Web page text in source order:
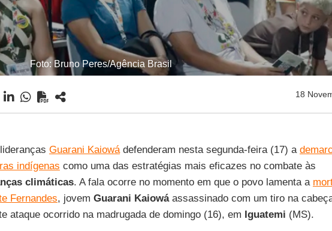
Foto: Bruno Peres/Agência Brasil
18
Guarani Kaiowádefenderam nesta segunda-feira (17) a
indígenas como uma das estratégias mais eficazes no combate às
climáticas. A fala ocorre no momento em que o povo lamenta a
Fernandes, jovem Guarani Kaiowáassassinado com um tiro na
ataque ocorrido na madrugada de domingo (16), em Iguatemi (MS).